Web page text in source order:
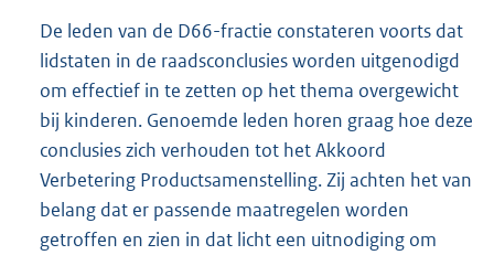
De leden van de D66-fractie constateren voorts dat
lidstaten in de raadsconclusies worden uitgenodigd
om effectief in te zetten op het thema overgewicht
bij kinderen. Genoemde leden horen graag hoe deze
conclusies zich verhouden tot het Akkoord
Verbetering Productsamenstelling. Zij achten het van
belang dat er passende maatregelen worden
getroffen en zien in dat licht een uitnodiging om